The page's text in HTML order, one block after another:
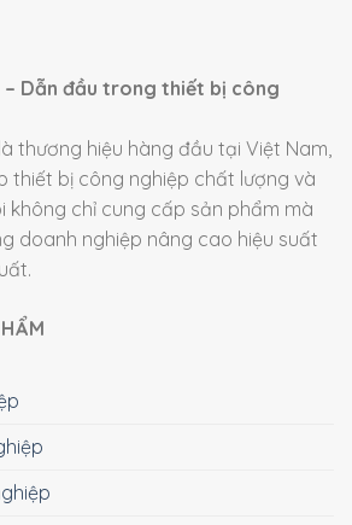
Dẫn đầu trong thiết bị công
thương hiệu hàng đầu tại Việt Nam,
thiết bị công nghiệp chất lượng và
không chỉ cung cấp sản phẩm mà
doanh nghiệp nâng cao hiệu suất